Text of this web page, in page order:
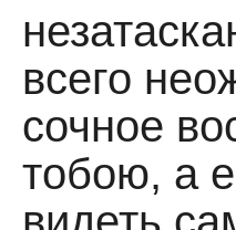
всего
сочное
тобою, а